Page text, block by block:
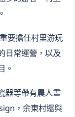
要擔任村里游玩
日常運營，以及
。
器等帶有農人畫
，余東村還與